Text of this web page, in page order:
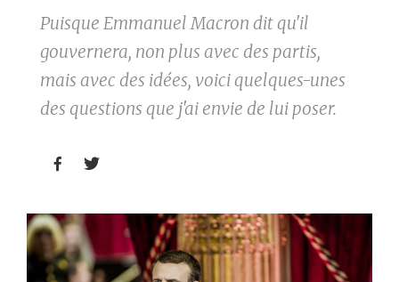
Puisque Emmanuel Macron dit qu'il
gouvernera, non plus avec des partis,
mais avec des idées, voici quelques-unes
des questions que j'ai envie de lui poser.
 